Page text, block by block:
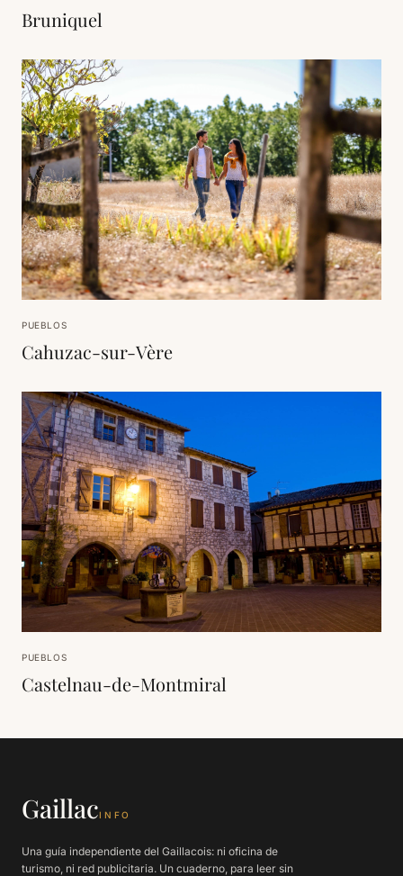
Bruniquel
PUEBLOS
Cahuzac-sur-Vère
PUEBLOS
Castelnau-de-Montmiral
GaillacINFO
Una guía independiente del Gaillacois: ni oficina de
turismo, ni red publicitaria. Un cuaderno, para leer sin